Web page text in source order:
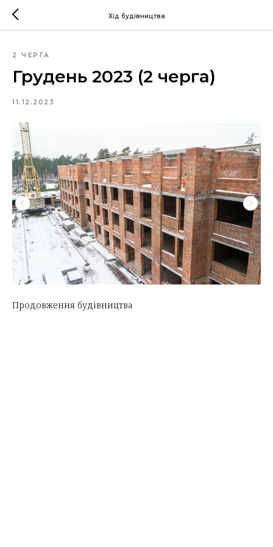
Хід будівництва
2 ЧЕРГА
Грудень 2023 (2 черга)
11.12.2023
Продовження будівництва